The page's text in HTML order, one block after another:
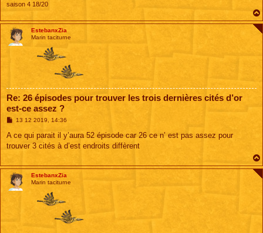
saison 4 18/20
EstebanxZia
Marin taciturne
Re: 26 épisodes pour trouver les trois dernières cités d’or
est-ce assez ?
M
s
a
13 12 2019, 14:36
A ce qui parait il y’aura 52 épisode car 26 ce n’ est pas assez pour
trouver 3 cités à d’est endroits diffèrent
EstebanxZia
Marin taciturne